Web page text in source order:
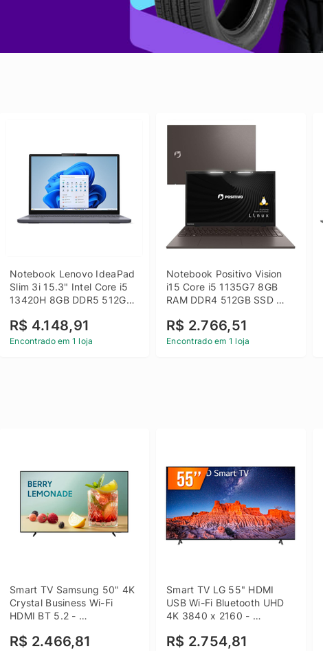
Notebook Lenovo IdeaPad
Slim 3i 15.3" Intel Core i5
13420H 8GB DDR5 512GB
R$ 4.148,91
Encontrado em 1 loja
Notebook Positivo Vision
i15 Core i5 1135G7 8GB
RAM DDR4 512GB SSD
R$ 2.766,51
Encontrado em 1 loja
Smart TV Samsung 50" 4K
Crystal Business Wi-Fi
HDMI BT 5.2 -
R$ 2.466,81
Smart TV LG 55" HDMI
USB Wi-Fi Bluetooth UHD
4K 3840 x 2160 -
R$ 2.754,81